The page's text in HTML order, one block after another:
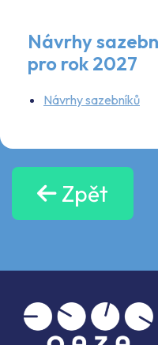
Návrhy
pro rok 2027
Návrhy sazebníků
Zpět